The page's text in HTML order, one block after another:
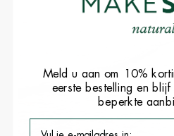
Meld u aan om 10%
eerste bestelling en
beperkte